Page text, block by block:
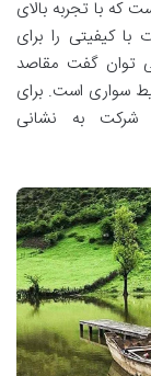
که با تجربه بالای
کیفیتی را برای
توان گفت مقاصد
سواری است. برای
شرکت به نشانی